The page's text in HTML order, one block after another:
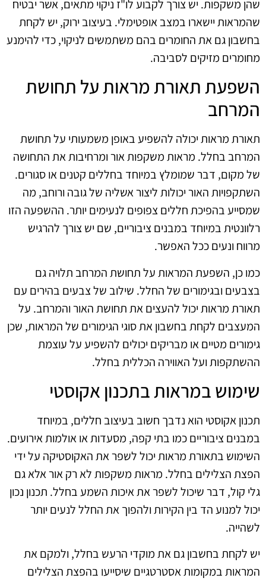
שהן משקפות. יש צורך לקבוע לו"ז ניקוי מתאים, אשר יבטיח
שהמראות יישארו במצב אופטימלי. בעיצוב ירוק, יש לקחת
בחשבון גם את החומרים בהם משתמשים לניקוי, כדי להימנע
מחומרים מזיקים לסביבה.
השפעת תאורת מראות על תחושת
המרחב
תאורת מראות יכולה להשפיע באופן משמעותי על תחושת
המרחב בחלל. מראות משקפות אור ומרחיבות את התחושה
של מקום, דבר שמומלץ במיוחד בחללים קטנים או סגורים.
השתקפויות האור יכולות ליצור אשליה של גובה ורוחב, מה
שמסייע בהפיכת חללים צפופים לנעימים יותר. ההשפעה הזו
רלוונטית במיוחד במבנים ציבוריים, שם יש צורך להרגיש
מרווח ונעים ככל האפשר.
כמו כן, השפעת המראות על תחושת המרחב תלויה גם
בצבעים ובגימורים של החלל. שילוב של צבעים בהירים עם
תאורת מראות יכול להעצים את תחושת האור והמרחב. על
המעצבים לקחת בחשבון את סוגי הגימורים של המראות, שכן
גימורים מטיים או מבריקים יכולים להשפיע על עוצמת
ההשתקפות ועל האווירה הכללית בחלל.
שימוש במראות בתכנון אקוסטי
תכנון אקוסטי הוא נדבך חשוב בעיצוב חללים, במיוחד
במבנים ציבוריים כמו בתי קפה, מסעדות או אולמות אירועים.
השימוש בתאורת מראות יכול לשפר את האקוסטיקה על ידי
הפצת הצלילים בחלל. מראות משקפות לא רק אור אלא גם
גלי קול, דבר שיכול לשפר את איכות השמע בחלל. תכנון נכון
יכול למנוע הד בין הקירות ולהפוך את החלל לנעים יותר
לשהייה.
יש לקחת בחשבון גם את מוקדי הרעש בחלל, ולמקם את
המראות במקומות אסטרטגיים שיסייעו בהפצת הצלילים